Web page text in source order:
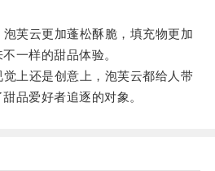
云更加蓬松酥脆，填充物更加
一样的甜品体验。
上还是创意上，泡芙云都给人带
品爱好者追逐的对象。